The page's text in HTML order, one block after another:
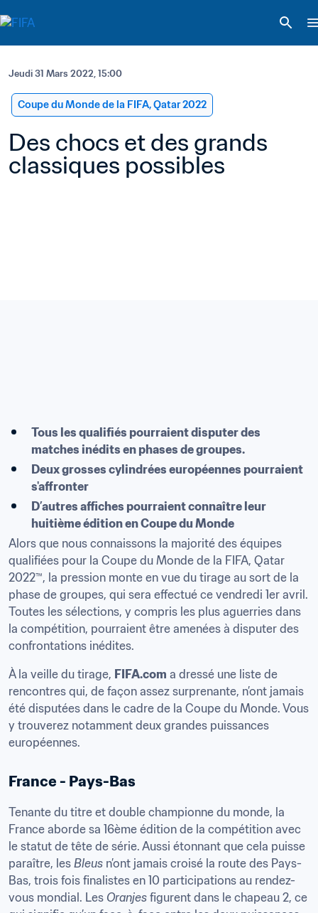
Jeudi 31 Mars 2022, 15:00
Coupe du Monde de la FIFA, Qatar 2022
Des chocs et des grands
classiques possibles
Tous les qualifiés pourraient disputer des
Deux grosses cylindrées européennes pourraient
D’autres affiches pourraient connaître leur
huitième édition en Coupe du Monde
Alors que nous connaissons la majorité des équipes
qualifiées pour la Coupe du Monde de la FIFA, Qatar
2022™, la pression monte en vue du tirage au sort de la
phase de groupes, qui sera effectué ce vendredi 1er avril.
Toutes les sélections, y compris les plus aguerries dans
la compétition, pourraient être amenées à disputer des
confrontations inédites.
À la veille du tirage, FIFA.com a dressé une liste de
rencontres qui, de façon assez surprenante, n’ont jamais
été disputées dans le cadre de la Coupe du Monde. Vous
y trouverez notamment deux grandes puissances
européennes.
France - Pays-Bas
Tenante du titre et double championne du monde, la
France aborde sa 16ème édition de la compétition avec
le statut de tête de série. Aussi étonnant que cela puisse
paraître, les Bleus n’ont jamais croisé la route des Pays-
Bas, trois fois finalistes en 10 participations au rendez-
vous mondial. Les Oranjes figurent dans le chapeau 2, ce